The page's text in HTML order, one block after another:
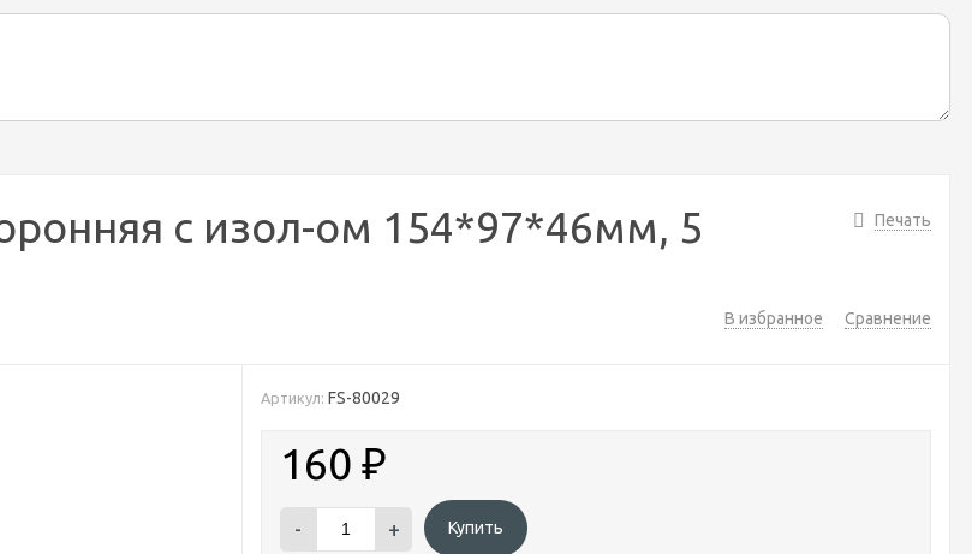
Печать
с изол-ом 154*97*46мм, 5
В избранное Сравнение
Артикул: FS-80029
160₽
- + Купить